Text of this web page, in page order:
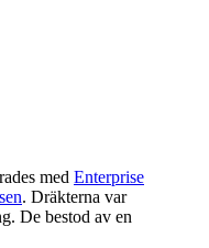
med Enterprise
. Dräkterna var
De bestod av en